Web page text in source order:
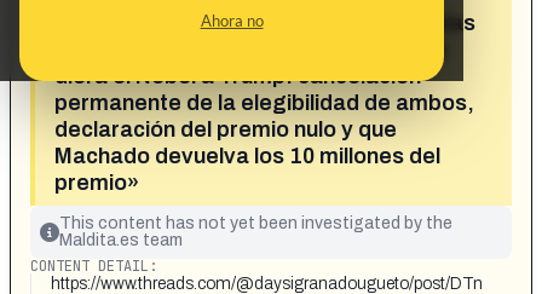
Ahora no
«Comité del Premio Nobel tomó medidas
diera el Nobel a Trump: cancelación
permanente de la elegibilidad de ambos,
declaración del premio nulo y que
Machado devuelva los 10 millones del
premio»
This content has not yet been investigated by the
Maldita.es team
CONTENT DETAIL:
https://www.threads.com/@daysigranadougueto/post/DTn